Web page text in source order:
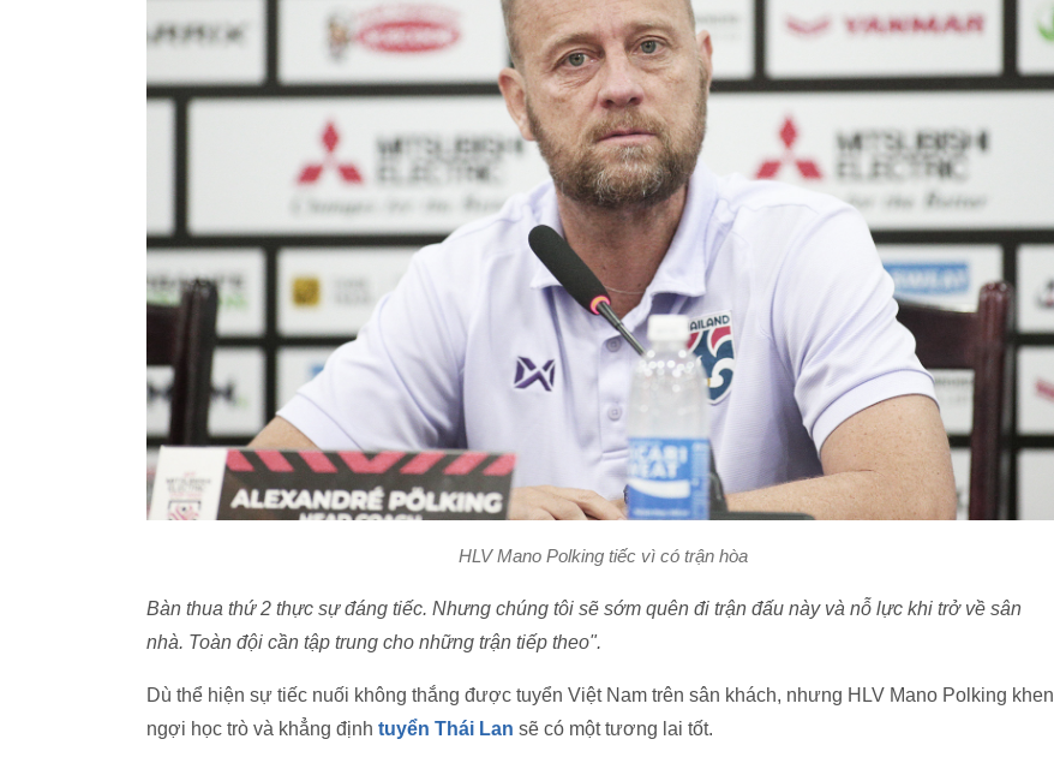
HLV Mano Polking tiếc vì có trận hòa
Bàn thua thứ 2 thực sự đáng tiếc. Nhưng chúng tôi sẽ sớm quên đi trận đấu này và nỗ lực khi trở về sân
nhà. Toàn đội cần tập trung cho những trận tiếp theo".
Dù thể hiện sự tiếc nuối không thắng được tuyển Việt Nam trên sân khách, nhưng HLV Mano Polking khen
ngợi học trò và khẳng định tuyển Thái Lan sẽ có một tương lai tốt.